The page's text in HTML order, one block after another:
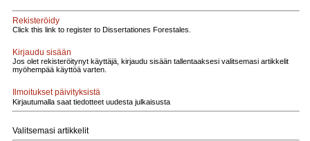
Rekisteröidy
Click this link to register to Dissertationes Forestales.
Kirjaudu sisään
Jos olet rekisteröitynyt käyttäjä, kirjaudu sisään tallentaaksesi valitsemasi artikkelit
myöhempää käyttöä varten.
Ilmoitukset päivityksistä
Kirjautumalla saat tiedotteet uudesta julkaisusta
Valitsemasi artikkelit